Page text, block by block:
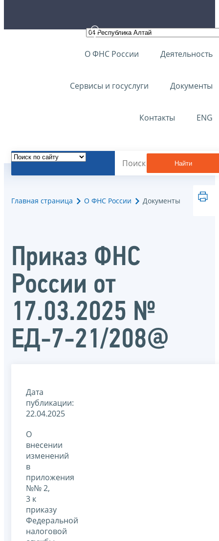
О ФНС России Деятельность
Сервисы и госуслуги Документы
Контакты ENG
Найти
Главная страница О ФНС России Документы
Приказ ФНС
России от
17.03.2025 №
ЕД-7-21/208@
Дата
публикации:
22.04.2025
О
внесении
изменений
в
приложения
№№ 2,
3 к
приказу
Федеральной
налоговой